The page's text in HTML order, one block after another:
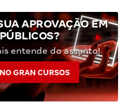
APROVAÇÃO EM
entende do assunto!
GRAN CURSOS